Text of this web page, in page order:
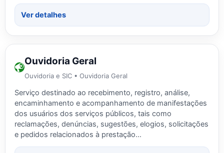
Ver detalhes
Ouvidoria Geral
Ouvidoria e SIC • Ouvidoria Geral
Serviço destinado ao recebimento, registro, análise,
encaminhamento e acompanhamento de manifestações
dos usuários dos serviços públicos, tais como
reclamações, denúncias, sugestões, elogios, solicitações
e pedidos relacionados à prestação…